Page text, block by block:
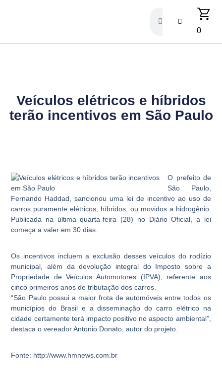
0
Veículos elétricos e híbridos
terão incentivos em São Paulo
O prefeito de
São Paulo,
Fernando Haddad, sancionou uma lei de incentivo ao uso de
carros puramente elétricos, híbridos, ou movidos a hidrogênio.
Publicada na última quarta-feira (28) no Diário Oficial, a lei
começa a valer em 30 dias.
Os incentivos incluem a exclusão desses veículos do rodízio
municipal, além da devolução integral do Imposto sobre a
Propriedade de Veículos Automotores (IPVA), referente aos
cinco primeiros anos de tributação dos carros.
“São Paulo possui a maior frota de automóveis entre todos os
municípios do Brasil e a disseminação do carro elétrico na
cidade certamente terá impacto positivo no aspecto ambiental”,
destaca o vereador Antonio Donato, autor do projeto.
Fonte: http://www.hmnews.com.br